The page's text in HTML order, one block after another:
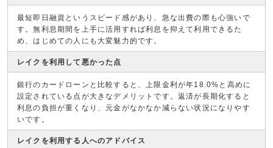
最短即日融資というスピード感があり、急な出費の際も心強いで
す。無利息期間を上手に活用すれば利息を抑えて利用できるた
め、はじめての人にも大変魅力的です。
レイクを利用して悪かった点
銀行のカードローンと比較すると、上限金利が年18.0%と高めに
設定されている点が大きなデメリットです。返済が長期化すると
利息の負担が重くなり、元金がなかなか減らない状況になりやす
いです。
レイクを利用する人へのアドバイス